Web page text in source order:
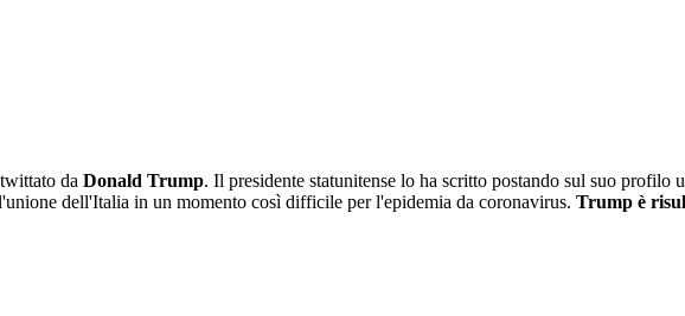
da Donald Trump. Il presidente statunitense lo ha scritto postando sul suo
dell'Italia in un momento così difficile per l'epidemia da coronavirus. Trump è